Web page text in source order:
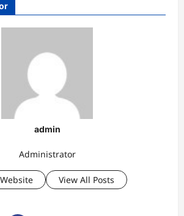
admin
Administrator
View All Posts